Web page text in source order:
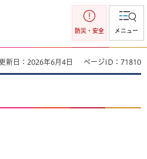
防災・安全 メニュー
新日：2026年6月4日 ページID：71810